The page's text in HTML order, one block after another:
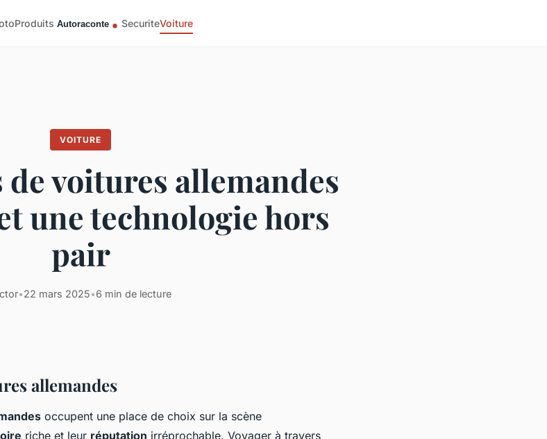
Produits SecuriteVoiture
VOITURE
de voitures allemandes
une technologie hors
pair
•22 mars 2025•6 min de lecture
allemandes
occupent une place de choix sur la scène
riche et leur réputation irréprochable. Voyager à travers